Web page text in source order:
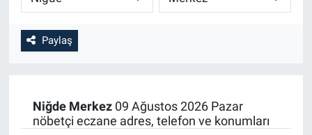
Paylaş
Niğde Merkez09 Ağustos 2026 Pazar
nöbetçi eczane adres, telefon ve konumları